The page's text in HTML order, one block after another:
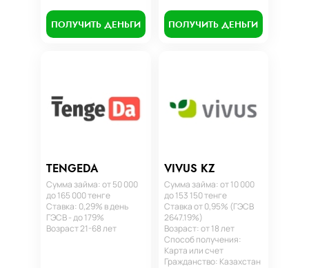
ПОЛУЧИТЬ ДЕНЬГИ ПОЛУЧИТЬ ДЕНЬГИ
TENGEDA
Сумма займа: от 50 000
до 165 000 тенге
Ставка: 0,29% в день
ГЭСВ - до 179%
Возраст 21-68 лет
VIVUS KZ
Сумма займа: от 10 000
до 153 150 тенге
Ставка от 0,95% (ГЭСВ
2647.19%)
Возраст: от 18 лет
Способ получения:
Карта или счет
Гражданство: Казахстан